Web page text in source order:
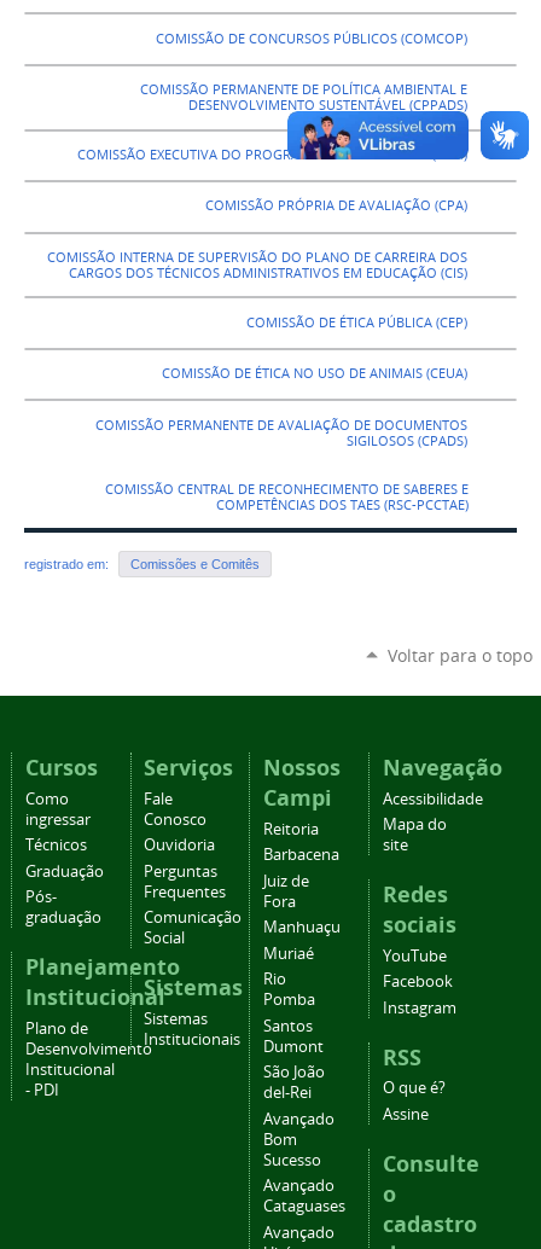
COMISSÃO DE CONCURSOS PÚBLICOS (COMCOP)
COMISSÃO PERMANENTE DE POLÍTICA AMBIENTAL E
DESENVOLVIMENTO SUSTENTÁVEL (CPPADS)
COMISSÃO EXECUTIVA DO PROGRAMA DE INTEGRIDADE (CEPI)
COMISSÃO PRÓPRIA DE AVALIAÇÃO (CPA)
COMISSÃO INTERNA DE SUPERVISÃO DO PLANO DE CARREIRA DOS
CARGOS DOS TÉCNICOS ADMINISTRATIVOS EM EDUCAÇÃO (CIS)
COMISSÃO DE ÉTICA PÚBLICA (CEP)
COMISSÃO DE ÉTICA NO USO DE ANIMAIS (CEUA)
COMISSÃO PERMANENTE DE AVALIAÇÃO DE DOCUMENTOS
SIGILOSOS (CPADS)
COMISSÃO CENTRAL DE RECONHECIMENTO DE SABERES E
COMPETÊNCIAS DOS TAES (RSC-PCCTAE)
registrado em: Comissões e Comitês
Voltar para o topo
Cursos
Como
ingressar
Técnicos
Graduação
Pós-
graduação
Planejamento
Institucional
Plano de
Desenvolvimento
Institucional
- PDI
Serviços
Fale
Conosco
Ouvidoria
Perguntas
Frequentes
Comunicação
Social
Sistemas
Sistemas
Institucionais
Nossos
Campi
Reitoria
Barbacena
Juiz de
Fora
Manhuaçu
Muriaé
Rio
Pomba
Santos
Dumont
São João
del-Rei
Avançado
Bom
Sucesso
Avançado
Cataguases
Avançado
Navegação
Acessibilidade
Mapa do
site
Redes
sociais
YouTube
Facebook
Instagram
RSS
O que é?
Assine
Consulte
o
cadastro